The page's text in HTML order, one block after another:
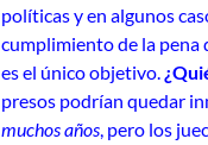
políticas y en algunos
cumplimiento de la pena
es el único objetivo.
presos podrían quedar
muchos años, pero los